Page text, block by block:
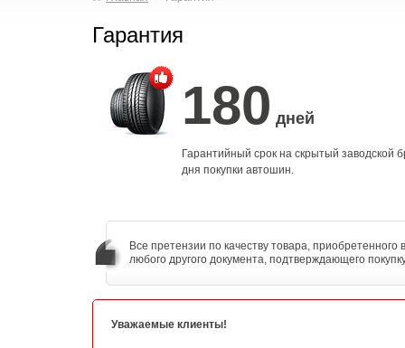
Гарантия
180 дней
Гарантийный срок на скрытый заводской
дня покупки автошин.
Все претензии по качеству товара,
любого другого документа, подтверждающего
Уважаемые клиенты!